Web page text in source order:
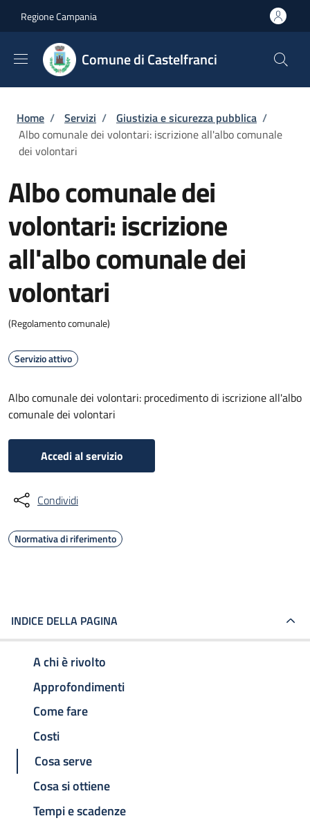
Regione Campania
Comune di Castelfranci
Briciole di pane
Home / Servizi / Giustizia e sicurezza pubblica /
Albo comunale dei volontari: iscrizione all'albo comunale
dei volontari
Albo comunale dei
volontari: iscrizione
all'albo comunale dei
volontari
(Regolamento comunale)
Servizio attivo
Albo comunale dei volontari: procedimento di iscrizione all'albo
comunale dei volontari
Accedi al servizio
Condividi
Normativa di riferimento
INDICE DELLA PAGINA
A chi è rivolto
Approfondimenti
Come fare
Costi
Cosa serve
Cosa si ottiene
Tempi e scadenze